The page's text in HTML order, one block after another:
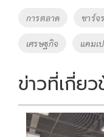
o
o
k k
Tags
การตลาด ชาร์จ
เศรษฐกิจ แคมเ
ข่าวที่เกี่ย